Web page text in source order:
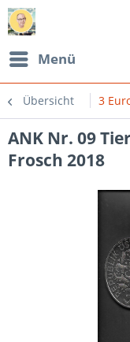
Menü
Übersicht 3
ANK Nr. 09
Frosch 2018